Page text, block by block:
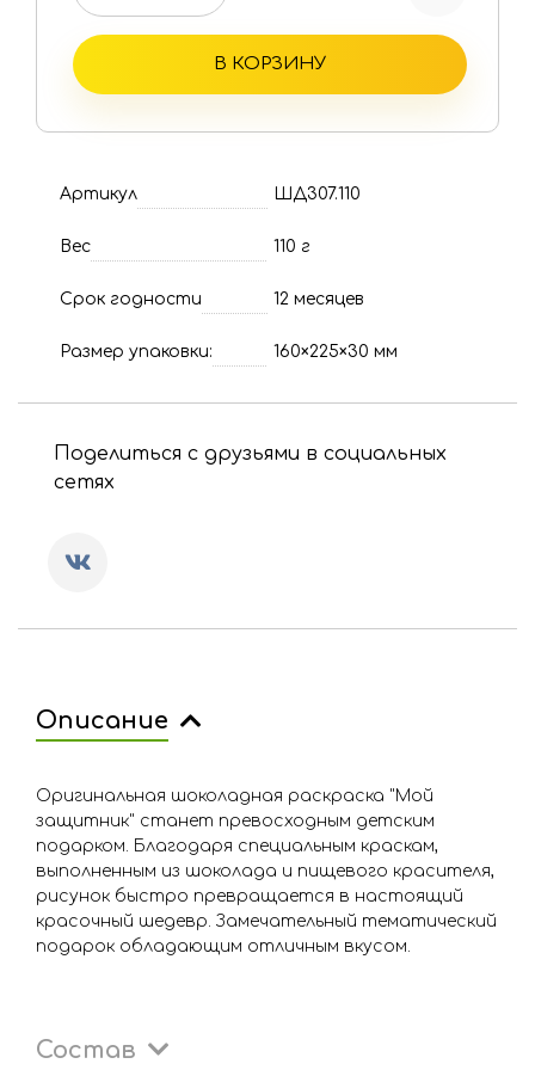
В КОРЗИНУ
Артикул ШД307.110
Вес 110 г
Срок годности 12 месяцев
Размер упаковки: 160×225×30 мм
Поделиться с друзьями в социальных
сетях
Описание
Оригинальная шоколадная раскраска "Мой
защитник" станет превосходным детским
подарком. Благодаря специальным краскам,
выполненным из шоколада и пищевого красителя,
рисунок быстро превращается в настоящий
красочный шедевр. Замечательный тематический
подарок обладающим отличным вкусом.
Состав